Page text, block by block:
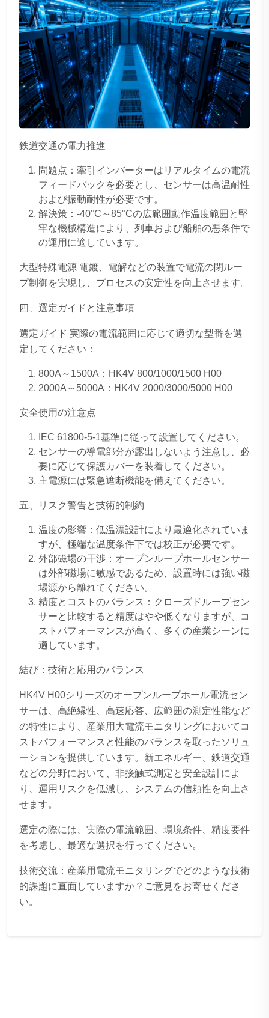
鉄道交通の電力推進
問題点：牽引インバーターはリアルタイムの電流
フィードバックを必要とし、センサーは高温耐性
および振動耐性が必要です。
解決策：-40°C～85°Cの広範囲動作温度範囲と堅
牢な機械構造により、列車および船舶の悪条件で
の運用に適しています。
大型特殊電源 電鍍、電解などの装置で電流の閉ルー
プ制御を実現し、プロセスの安定性を向上させます。
四、選定ガイドと注意事項
選定ガイド 実際の電流範囲に応じて適切な型番を選
定してください：
800A～1500A：HK4V 800/1000/1500 H00
2000A～5000A：HK4V 2000/3000/5000 H00
安全使用の注意点
IEC 61800-5-1基準に従って設置してください。
センサーの導電部分が露出しないよう注意し、必
要に応じて保護カバーを装着してください。
主電源には緊急遮断機能を備えてください。
五、リスク警告と技術的制約
温度の影響：低温漂設計により最適化されていま
すが、極端な温度条件下では校正が必要です。
外部磁場の干渉：オープンループホールセンサー
は外部磁場に敏感であるため、設置時には強い磁
場源から離れてください。
精度とコストのバランス：クローズドループセン
サーと比較すると精度はやや低くなりますが、コ
ストパフォーマンスが高く、多くの産業シーンに
適しています。
結び：技術と応用のバランス
HK4V H00シリーズのオープンループホール電流セン
サーは、高絶縁性、高速応答、広範囲の測定性能など
の特性により、産業用大電流モニタリングにおいてコ
ストパフォーマンスと性能のバランスを取ったソリュ
ーションを提供しています。新エネルギー、鉄道交通
などの分野において、非接触式測定と安全設計によ
り、運用リスクを低減し、システムの信頼性を向上さ
せます。
選定の際には、実際の電流範囲、環境条件、精度要件
を考慮し、最適な選択を行ってください。
技術交流：産業用電流モニタリングでどのような技術
的課題に直面していますか？ご意見をお寄せくださ
い。